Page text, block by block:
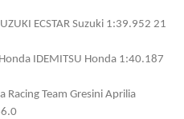
ECSTAR Suzuki 1:39.952 21
IDEMITSU Honda 1:40.187
Racing Team Gresini Aprilia